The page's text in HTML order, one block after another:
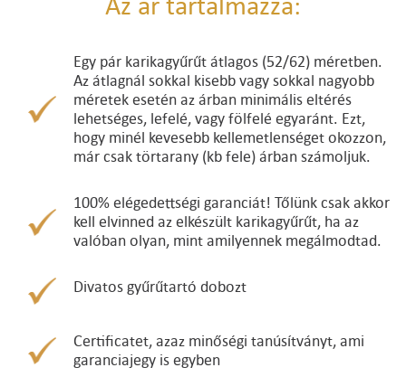
Egy pár karikagyűrűt átlagos (52/62) méretben.
Az átlagnál sokkal kisebb vagy sokkal nagyobb
méretek esetén az árban minimális eltérés
lehetséges, lefelé, vagy fölfelé egyaránt. Ezt,
hogy minél kevesebb kellemetlenséget okozzon,
már csak törtarany (kb fele) árban számoljuk.
100% elégedettségi garanciát! Tőlünk csak akkor
kell elvinned az elkészült karikagyűrűt, ha az
valóban olyan, mint amilyennek megálmodtad.
Divatos gyűrűtartó dobozt
Certificatet, azaz minőségi tanúsítványt, ami
garanciajegy is egyben